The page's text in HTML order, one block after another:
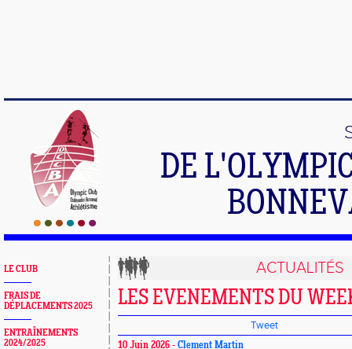
DE
LE CLUB
FRAIS DE
DÉPLACEMENTS 2025
ENTRAÎNEMENTS
2024/2025
ACTUALITÉS
LES EVENEMENTS DU
Tweet
10 Juin 2026 - Clement Martin